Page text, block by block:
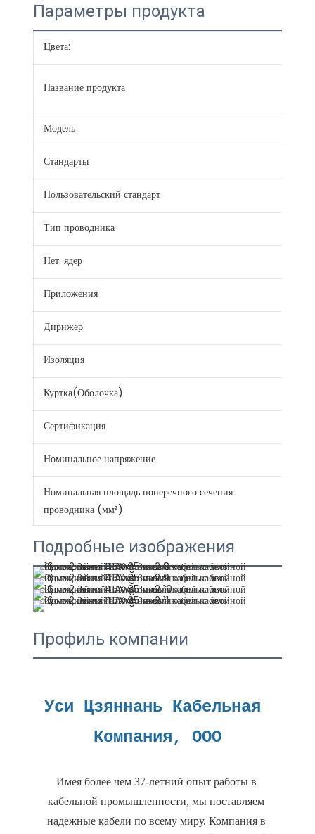
Параметры продукта
Цвета:
Название продукта
Модель
Стандарты
Пользовательский стандарт
Тип проводника
Нет. ядер
Приложения
Дирижер
Изоляция
Куртка(Оболочка)
Сертификация
Номинальное напряжение
Номинальная площадь поперечного сечения
проводника (мм²)
Подробные изображения
Профиль компании
Уси Цзяннань Кабельная
Имея более чем 37-летний опыт работы в
кабельной промышленности, мы поставляем
надежные кабели по всему миру. Компания в